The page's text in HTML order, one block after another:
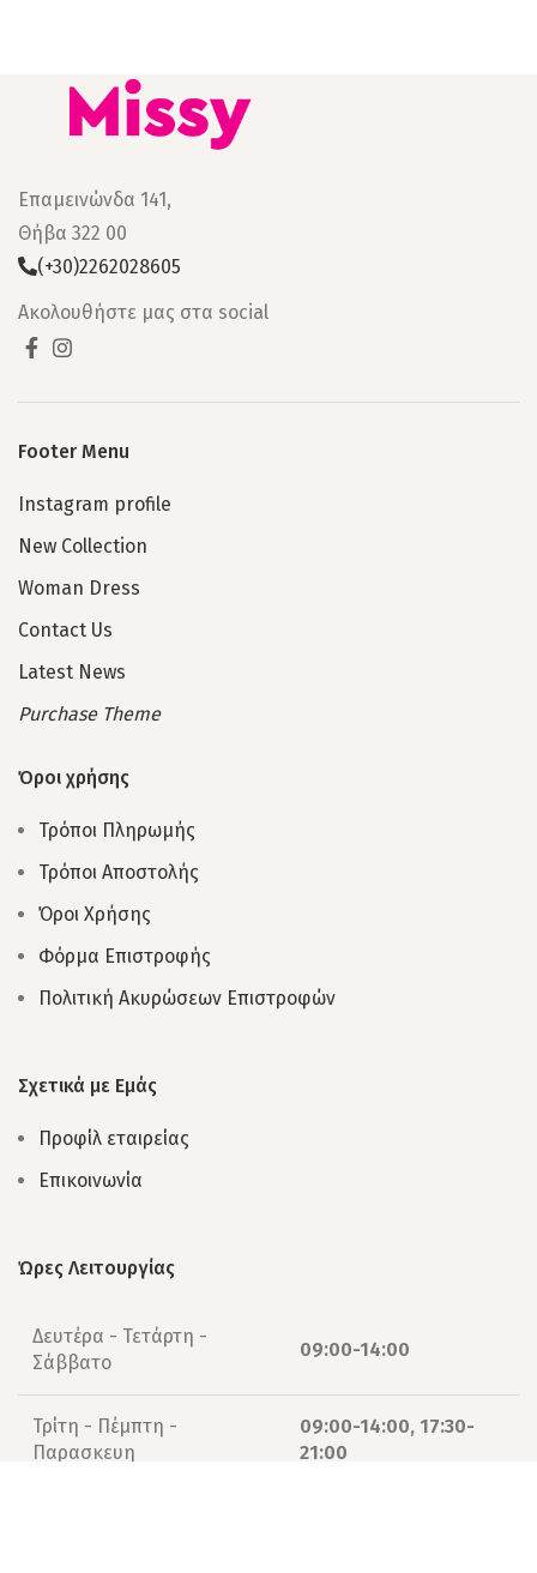
Επαμεινώνδα 141,
Θήβα 322 00
(+30)2262028605
Ακολουθήστε μας στα social
Footer Menu
Instagram profile
New Collection
Woman Dress
Contact Us
Latest News
Purchase Theme
Όροι χρήσης
Τρόποι Πληρωμής
Τρόποι Αποστολής
Όροι Χρήσης
Φόρμα Επιστροφής
Πολιτική Ακυρώσεων Επιστροφών
Σχετικά με Εμάς
Προφίλ εταιρείας
Επικοινωνία
Ώρες Λειτουργίας
Δευτέρα - Τετάρτη -
Σάββατο
09:00-14:00
Τρίτη - Πέμπτη -
Παρασκευη
09:00-14:00, 17:30-
21:00